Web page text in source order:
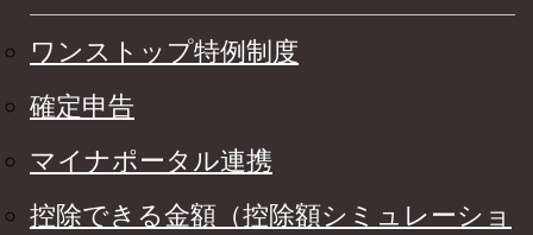
ワンストップ特例制度
確定申告
マイナポータル連携
控除できる金額（控除額シミュレーショ